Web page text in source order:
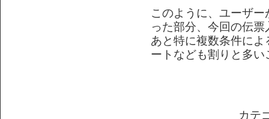
このように、ユーザ
った部分、今回の伝
あと特に複数条件に
ートなども割りと多い
カテ